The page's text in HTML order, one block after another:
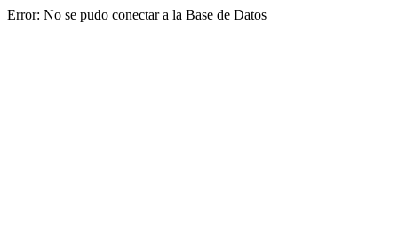
Error: No se pudo conectar a la Base de Datos